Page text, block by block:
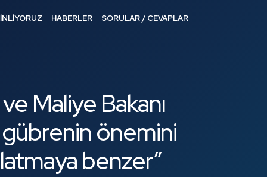
HABERLER SORULAR / CEVAPLAR
Maliye Bakanı
gübrenin önemini
benzer”